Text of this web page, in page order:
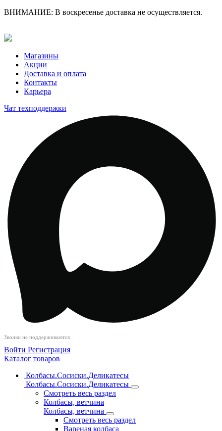
ВНИМАНИЕ: В воскресенье доставка не осуществляется.
Магазины
Акции
Доставка и оплата
Контакты
Карьера
Чат техподдержки
Звонки не поддерживаются
Войти Регистрация
Каталог товаров
Колбасы.Сосиски.Деликатесы
Колбасы.Сосиски.Деликатесы
Смотреть весь раздел
Колбасы, ветчина
Колбасы, ветчина
Смотреть весь раздел
Вареная колбаса